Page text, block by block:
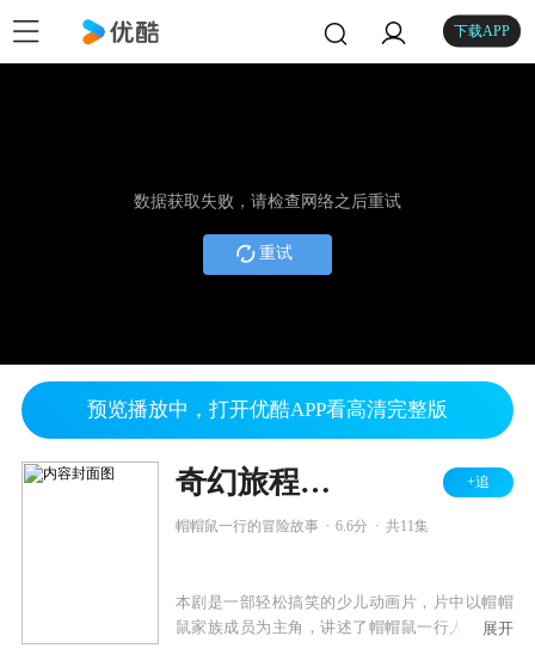
下载APP
数据获取失败，请检查网络之后重试
重试
预览播放中，打开优酷APP看高清完整版
奇幻旅程之帽帽鼠来了 +追
帽帽鼠一行的冒险故事 6.6分 共11集
本剧是一部轻松搞笑的少儿动画片，片中以帽帽
鼠家族成员为主角，讲述了帽帽鼠一行人的冒险
展开